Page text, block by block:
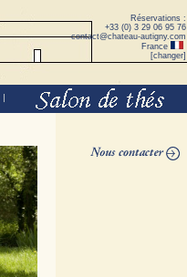
Réservations :
+33 (0) 3 29 06 95 76
contact@chateau-autigny.com
France
[changer]